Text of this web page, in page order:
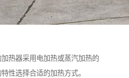
热器采用电加热或蒸汽加热的
性选择合适的加热方式。